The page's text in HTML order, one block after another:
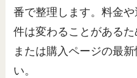
番で整理します。料金
件は変わることがある
または購入ページの最
い。